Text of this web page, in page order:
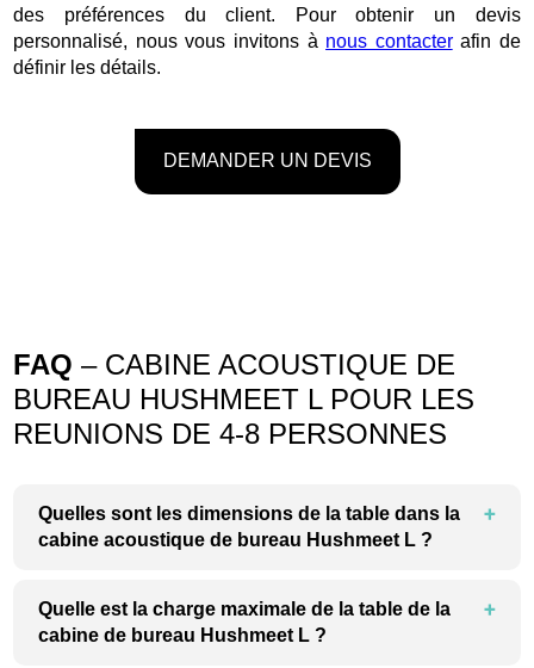
des préférences du client. Pour obtenir un devis
personnalisé, nous vous invitons à nous contacterafin de
définir les détails.
DEMANDER UN DEVIS
FAQ – CABINE ACOUSTIQUE DE
BUREAU HUSHMEET L POUR LES
REUNIONS DE 4-8 PERSONNES
Quelles sont les dimensions de la table dans la
cabine acoustique de bureau Hushmeet L ?
Quelle est la charge maximale de la table de la
cabine de bureau Hushmeet L ?